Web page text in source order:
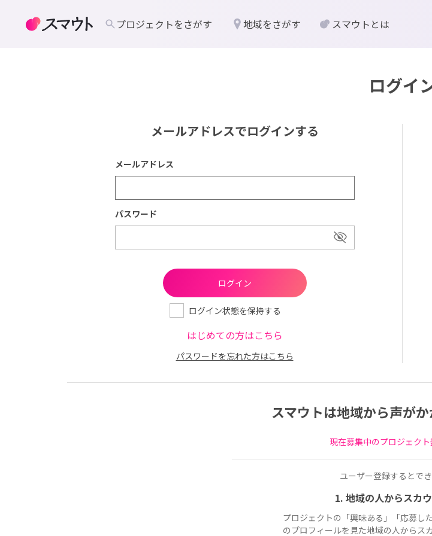
ログイ
メールアドレスでログインする
メールアドレス
パスワード
ログイン状態を保持する
はじめての方はこちら
パスワードを忘れた方はこちら
スマウトは地域から声が
現在募集中のプロジェクト
ユーザー登録するとで
1. 地域の人からスカ
プロジェクトの「興味ある」「応募し
のプロフィールを見た地域の人からス
プロジェクトをさがす 地域をさがす スマウトとは